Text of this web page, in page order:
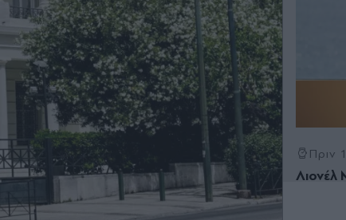
Πριν
Λιονέλ